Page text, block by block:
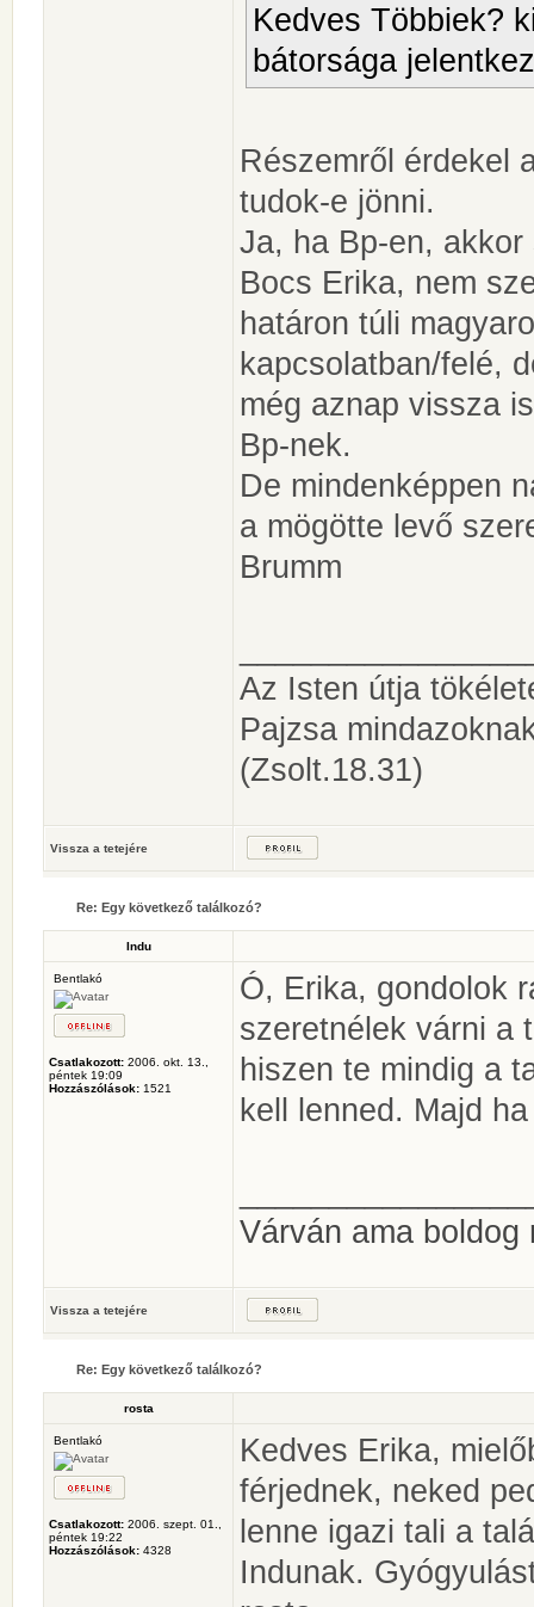
Kedves Többiek?
bátorsága
Részemről érdekel
tudok-e jönni.
Ja, ha Bp-en,
Bocs Erika, nem
határon túli
kapcsolatban/felé,
még aznap vissza
Bp-nek.
De mindenképpen
a mögötte levő
Brumm
Az Isten útja
Pajzsa
(Zsolt.18.31)
Vissza a tetejére
Re: Egy következő találkozó?
Indu
Bentlakó
Csatlakozott: 2006. okt. 13.,
péntek 19:09
Hozzászólások: 1521
Ó, Erika, gondolok
szeretnélek várni a
hiszen te mindig a
kell lenned. Majd
Várván ama boldog
Vissza a tetejére
Re: Egy következő találkozó?
rosta
Bentlakó
Csatlakozott: 2006. szept. 01.,
péntek 19:22
Hozzászólások: 4328
Kedves Erika,
férjednek, neked
lenne igazi tali a
Indunak.